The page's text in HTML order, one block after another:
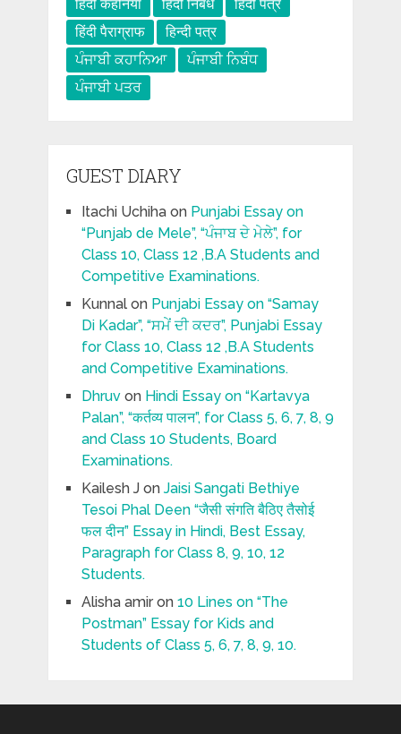
हिंदी कहनिया
हिंदी निबंध
हिंदी पत्र
हिंदी पैराग्राफ
हिन्दी पत्र
ਪੰਜਾਬੀ ਕਹਾਨਿਆ
ਪੰਜਾਬੀ ਨਿਬੰਧ
ਪੰਜਾਬੀ ਪਤਰ
GUEST DIARY
Itachi Uchihaon Punjabi Essay on
“Punjab de Mele”, “ਪੰਜਾਬ ਦੇ ਮੇਲੇ”, for
Class 10, Class 12 ,B.A Students and
Competitive Examinations.
Kunnalon Punjabi Essay on “Samay
Di Kadar”, “ਸਮੇਂ ਦੀ ਕਦਰ”, Punjabi Essay
for Class 10, Class 12 ,B.A Students
and Competitive Examinations.
Dhruvon Hindi Essay on “Kartavya
Palan”, “कर्तव्य पालन”, for Class 5, 6, 7, 8, 9
and Class 10 Students, Board
Examinations.
Kailesh Jon Jaisi Sangati Bethiye
Tesoi Phal Deen “जैसी संगति बैठिए तैसोई
फल दीन” Essay in Hindi, Best Essay,
Paragraph for Class 8, 9, 10, 12
Students.
Alisha amiron 10 Lines on “The
Postman” Essay for Kids and
Students of Class 5, 6, 7, 8, 9, 10.